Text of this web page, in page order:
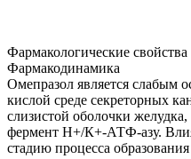
Фармакологические свойства
Фармакодинамика
Омепразол является слабым
кислой среде секреторных
слизистой оболочки
фермент Н+/К+-АТФ-азу.
стадию процесса